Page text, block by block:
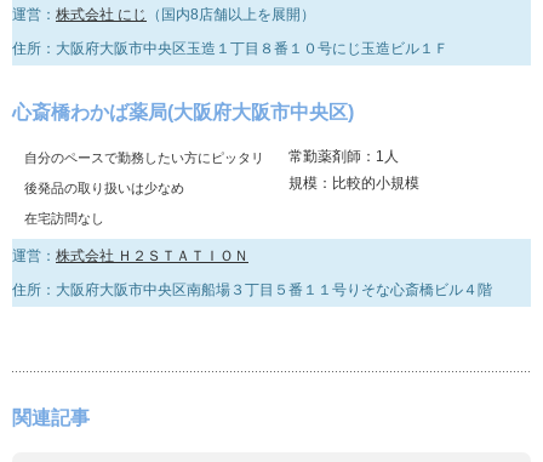
運営： 株式会社 にじ
（国内8店舗以上を展開）
住所：大阪府大阪市中央区玉造１丁目８番１０号にじ玉造ビル１Ｆ
心斎橋わかば薬局(大阪府大阪市中央区)
自分のペースで勤務したい方にピッタリ
後発品の取り扱いは少なめ
在宅訪問なし
常勤薬剤師：1人
規模：比較的小規模
運営： 株式会社 Ｈ２ＳＴＡＴＩＯＮ
住所：大阪府大阪市中央区南船場３丁目５番１１号りそな心斎橋ビル４階
関連記事